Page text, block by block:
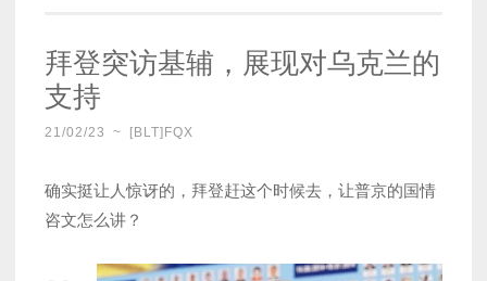
拜登突访基辅，展现对乌克兰的
支持
21/02/23 ~ [BLT]FQX
确实挺让人惊讶的，拜登赶这个时候去，让普京的国情
咨文怎么讲？